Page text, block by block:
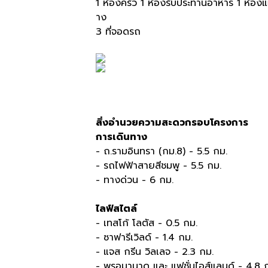
1 ห้องครัว 1 ห้องรับประทานอาหาร 1 ห้อ
าง
3 ที่จอดรถ
สิ่งอำนวยความสะดวกรอบโครงการ
การเดินทาง
- ถ.รามอินทรา (กม.8) - 5.5 กม.
- รถไฟฟ้าสายสีชมพู - 5.5 กม.
- ทางด่วน - 6 กม.
ไลฟ์สไตล์
- เทสโก้ โลตัส - 0.5 กม.
- ซาฟารีเวิลด์ - 1.4 กม.
- แจส กรีน วิลเลจ - 2.3 กม.